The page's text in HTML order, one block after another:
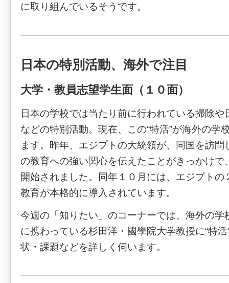
に取り組んでいるそうです。
日本の特別活動、海外で注目
大学・教員志望学生面（１０面）
日本の学校では当たり前に行われている掃除
などの特別活動。現在、この“特活”が海外の学
ます。昨年、エジプトの大統領が、同国を訪
の教育への強い関心を伝えたことがきっかけで
開始されました。同年１０月には、エジプトの
教育が本格的に導入されています。
今週の「知りたい」のコーナーでは、海外の学
に携わっている杉田洋・國學院大学教授に“特
状・課題などを詳しく伺います。